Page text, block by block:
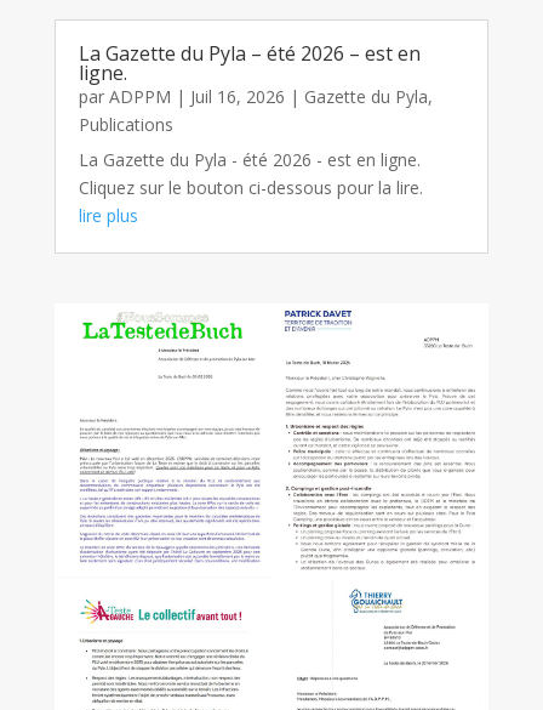
La Gazette du Pyla – été 2026 – est en
ligne.
par ADPPM | Juil 16, 2026 | Gazette du Pyla,
Publications
La Gazette du Pyla - été 2026 - est en ligne.
Cliquez sur le bouton ci-dessous pour la lire.
lire plus